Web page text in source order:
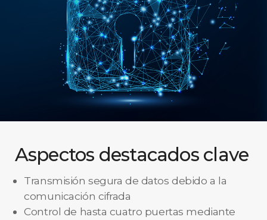
Aspectos destacados clave
Transmisión segura de datos debido a la
comunicación cifrada
Control de hasta cuatro puertas mediante